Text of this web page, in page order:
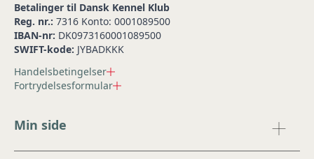
Betalinger til Dansk Kennel Klub
Reg. nr.: 7316 Konto: 0001089500
IBAN-nr: DK0973160001089500
SWIFT-kode: JYBADKKK
Handelsbetingelser
Fortrydelsesformular
Min side